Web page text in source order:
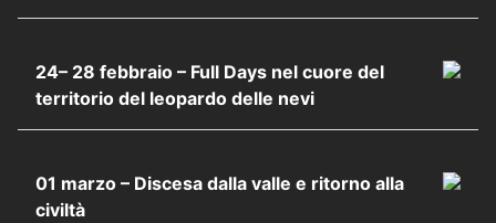
24– 28 febbraio – Full Days nel cuore del
territorio del leopardo delle nevi
01 marzo – Discesa dalla valle e ritorno alla
civiltà